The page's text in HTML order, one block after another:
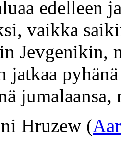
edelleen
vaikka
Jevgenikin,
jatkaa
Hruzew (